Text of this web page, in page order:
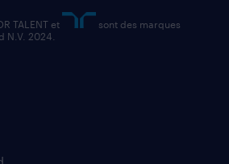
TALENT et
sont des marques
N.V. 2024.